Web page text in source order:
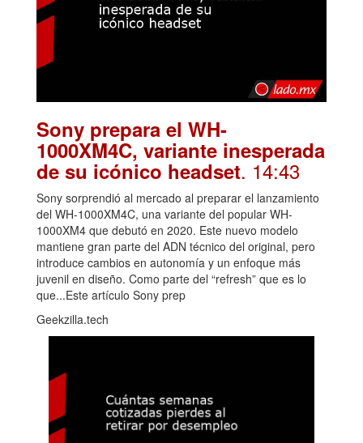
Sony prepara el WH-
1000XM4C, variante inesperada
de su icónico headset. 14:43
Sony sorprendió al mercado al preparar el lanzamiento
del WH-1000XM4C, una variante del popular WH-
1000XM4 que debutó en 2020. Este nuevo modelo
mantiene gran parte del ADN técnico del original, pero
introduce cambios en autonomía y un enfoque más
juvenil en diseño. Como parte del “refresh” que es lo
que...Este artículo Sony prep
Geekzilla.tech